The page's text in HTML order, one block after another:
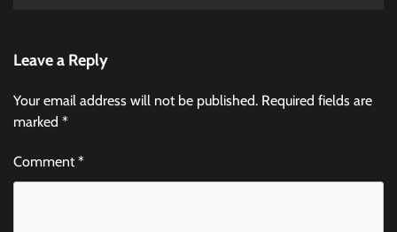
Leave a Reply
Your email address will not be published. Required fields are
marked *
Comment*